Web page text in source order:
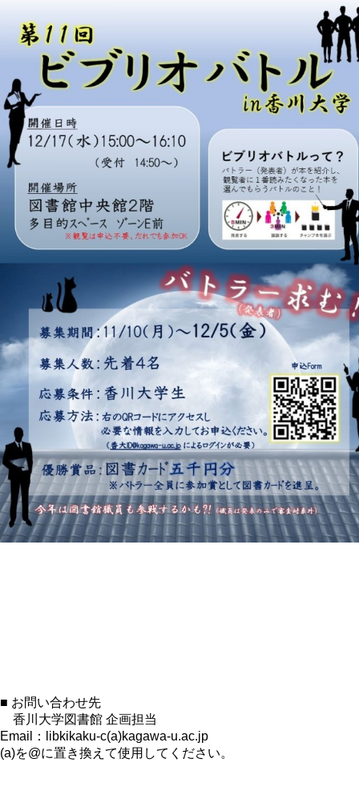
■ お問い合わせ先
香川大学図書館 企画担当
Email：libkikaku-c(a)kagawa-u.ac.jp
(a)を@に置き換えて使用してください。